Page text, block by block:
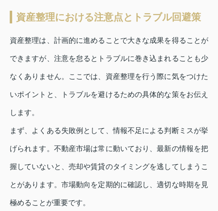
資産整理における注意点とトラブル回避策
資産整理は、計画的に進めることで大きな成果を得ることが
できますが、注意を怠るとトラブルに巻き込まれることも少
なくありません。ここでは、資産整理を行う際に気をつけた
いポイントと、トラブルを避けるための具体的な策をお伝え
します。
まず、よくある失敗例として、情報不足による判断ミスが挙
げられます。不動産市場は常に動いており、最新の情報を把
握していないと、売却や賃貸のタイミングを逃してしまうこ
とがあります。市場動向を定期的に確認し、適切な時期を見
極めることが重要です。